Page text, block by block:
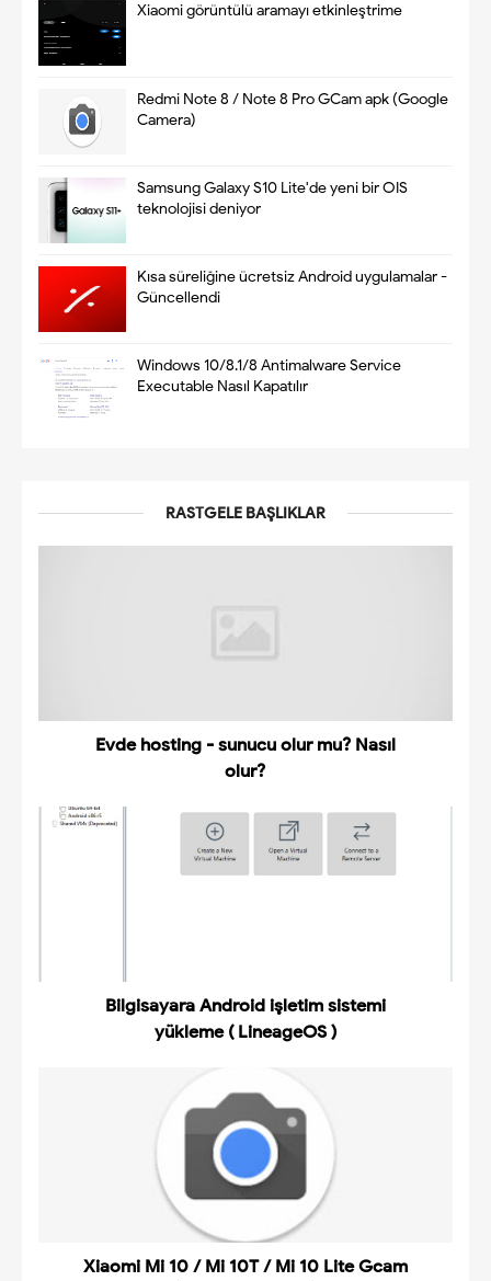
Xiaomi görüntülü aramayı etkinleştrime
Redmi Note 8 / Note 8 Pro GCam apk (Google
Camera)
Samsung Galaxy S10 Lite'de yeni bir OIS
teknolojisi deniyor
Kısa süreliğine ücretsiz Android uygulamalar -
Güncellendi
Windows 10/8.1/8 Antimalware Service
Executable Nasıl Kapatılır
RASTGELE BAŞLIKLAR
Evde hosting - sunucu olur mu? Nasıl
olur?
Bilgisayara Android işletim sistemi
yükleme ( LineageOS )
Xiaomi Mi 10 / Mi 10T / Mi 10 Lite Gcam